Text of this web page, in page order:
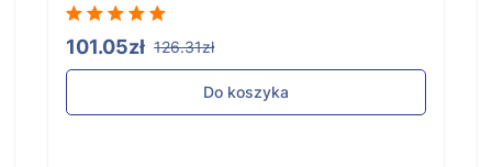
101.05zł 126.31zł
Do koszyka